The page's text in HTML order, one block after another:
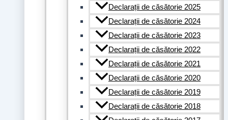
Declarații de căsătorie 2025
Declarații de căsătorie 2024
Declarații de căsătorie 2023
Declarații de căsătorie 2022
Declarații de căsătorie 2021
Declarații de căsătorie 2020
Declarații de căsătorie 2019
Declarații de căsătorie 2018